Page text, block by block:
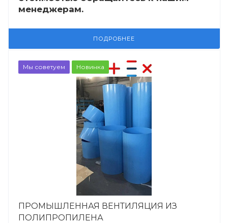
менеджерам.
ПОДРОБНЕЕ
Мы советуем Новинка
ПРОМЫШЛЕННАЯ ВЕНТИЛЯЦИЯ ИЗ
ПОЛИПРОПИЛЕНА